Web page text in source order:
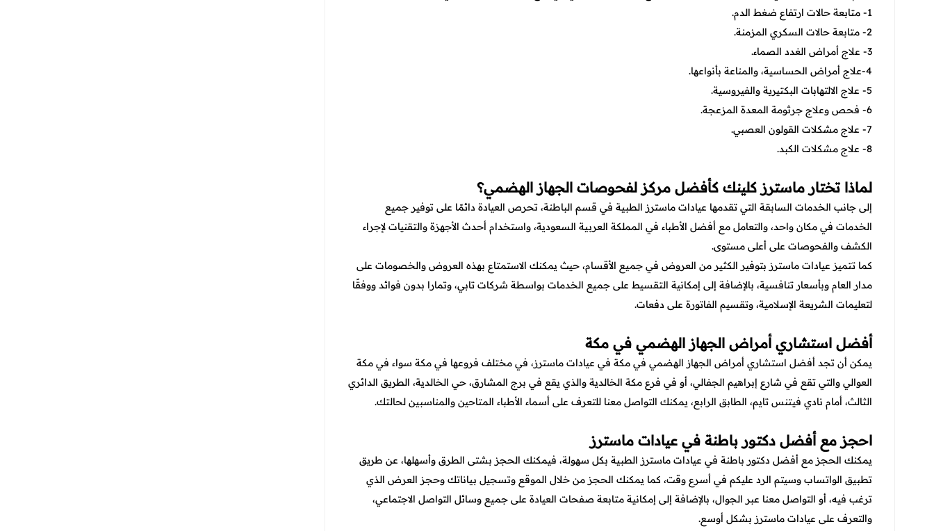
1- متابعة حالات ارتفاع ضغط الدم.
2- متابعة حالات السكري المزمنة.
3- علاج أمراض الغدد الصماء.
4-علاج أمراض الحساسية، والمناعة بأنواعها.
5- علاج الالتهابات البكتيرية والفيروسية.
6- فحص وعلاج جرثومة المعدة المزعجة.
7- علاج مشكلات القولون العصبي.
8- علاج مشكلات الكبد.
لماذا تختار ماسترز كلينك كأفضل مركز لفحوصات الجهاز الهضمي؟
إلى جانب الخدمات السابقة التي تقدمها عيادات ماسترز الطبية في قسم الباطنة، تحرص العيادة دائمًا على توفير جميع
الخدمات في مكان واحد، والتعامل مع أفضل الأطباء في المملكة العربية السعودية، واستخدام أحدث الأجهزة والتقنيات لإجراء
الكشف والفحوصات على أعلى مستوى.
كما تتميز عيادات ماسترز بتوفير الكثير من العروض في جميع الأقسام، حيث يمكنك الاستمتاع بهذه العروض والخصومات على
مدار العام وبأسعار تنافسية، بالإضافة إلى إمكانية التقسيط على جميع الخدمات بواسطة شركات تابي، وتمارا بدون فوائد ووفقًا
لتعليمات الشريعة الإسلامية، وتقسيم الفاتورة على دفعات.
أفضل استشاري أمراض الجهاز الهضمي في مكة
يمكن أن تجد أفضل استشاري أمراض الجهاز الهضمي في مكة في عيادات ماسترز، في مختلف فروعها في مكة سواء في مكة
العوالي والتي تقع في شارع إبراهيم الجفالي، أو في فرع مكة الخالدية والذي يقع في برج المشارق، حي الخالدية، الطريق الدائري
الثالث، أمام نادي فيتنس تايم، الطابق الرابع، يمكنك التواصل معنا للتعرف على أسماء الأطباء المتاحين والمناسبين لحالتك.
احجز مع أفضل دكتور باطنة في عيادات ماسترز
يمكنك الحجز مع أفضل دكتور باطنة في عيادات ماسترز الطبية بكل سهولة، فيمكنك الحجز بشتى الطرق وأسهلها، عن طريق
تطبيق الواتساب وسيتم الرد عليكم في أسرع وقت، كما يمكنك الحجز من خلال الموقع وتسجيل بياناتك وحجز العرض الذي
ترغب فيه، أو التواصل معنا عبر الجوال، بالإضافة إلى إمكانية متابعة صفحات العيادة على جميع وسائل التواصل الاجتماعي،
والتعرف على عيادات ماسترز بشكل أوسع.